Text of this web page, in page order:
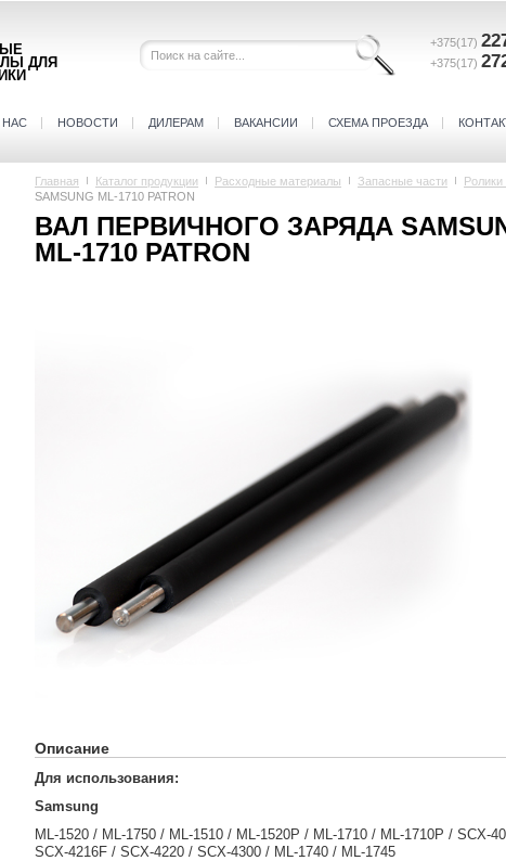
ДЛЯ
+375(17)
+375(17)
НОВОСТИ ДИЛЕРАМ ВАКАНСИИ СХЕМА ПРОЕЗДА
Главная Каталог продукции Расходные материалы Запасные части Ролики
SAMSUNG ML-1710 PATRON
ВАЛ ПЕРВИЧНОГО ЗАРЯДА
ML-1710 PATRON
Описание
Для использования:
Samsung
ML-1520 / ML-1750 / ML-1510 / ML-1520P / ML-1710 / ML-1710P / SCX-
SCX-4216F / SCX-4220 / SCX-4300 / ML-1740 / ML-1745